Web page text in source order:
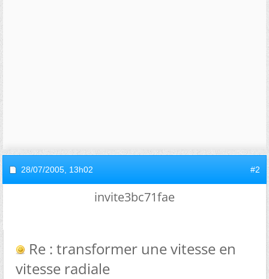
28/07/2005, 13h02 #2
invite3bc71fae
Re : transformer une vitesse en
vitesse radiale